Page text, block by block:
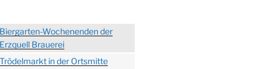
Wochenenden der
Brauerei
in der Ortsmitte